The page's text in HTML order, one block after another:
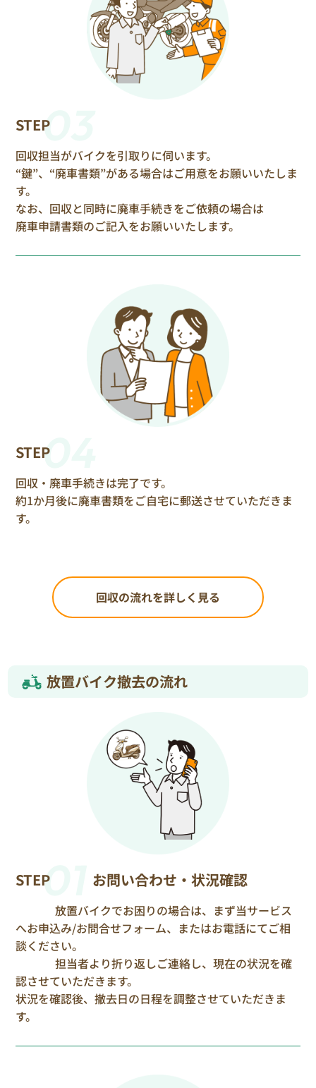
STEP03
回収担当がバイクを引取りに伺います。
“鍵”、“廃車書類”がある場合はご用意をお願いいたしま
す。
なお、回収と同時に廃車手続きをご依頼の場合は
廃車申請書類のご記入をお願いいたします。
STEP04
回収・廃車手続きは完了です。
約1か月後に廃車書類をご自宅に郵送させていただきま
す。
回収の流れを詳しく見る
放置バイク撤去の流れ
STEP01
お問い合わせ・状況確認
放置バイクでお困りの場合は、まず当サービス
へお申込み/お問合せフォーム、またはお電話にてご相
談ください。
担当者より折り返しご連絡し、現在の状況を確
認させていただきます。
状況を確認後、撤去日の日程を調整させていただきま
す。